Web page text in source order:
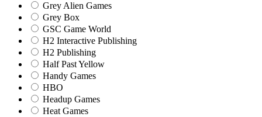
Grey Alien Games
Grey Box
GSC Game World
H2 Interactive Publishing
H2 Publishing
Half Past Yellow
Handy Games
HBO
Headup Games
Heat Games